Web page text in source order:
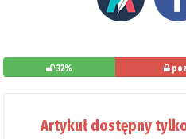
32%
Artykuł dostępny